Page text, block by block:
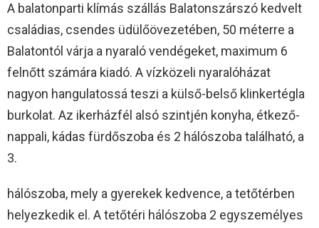
A balatonparti klímás szállás Balatonszárszó kedvelt
családias, csendes üdülőövezetében, 50 méterre a
Balatontól várja a nyaraló vendégeket, maximum 6
felnőtt számára kiadó. A vízközeli nyaralóházat
nagyon hangulatossá teszi a külső-belső klinkertégla
burkolat. Az ikerházfél alsó szintjén konyha, étkező-
nappali, kádas fürdőszoba és 2 hálószoba található, a
3.
hálószoba, mely a gyerekek kedvence, a tetőtérben
helyezkedik el. A tetőtéri hálószoba 2 egyszemélyes